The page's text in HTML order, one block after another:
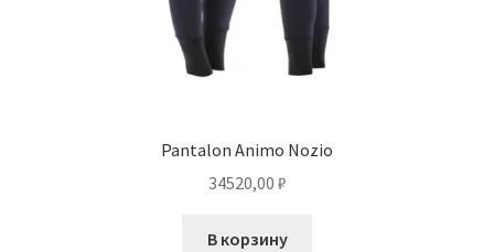
Pantalon Animo Nozio
34520,00 ₽
В корзину